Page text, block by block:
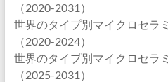
（2020-2031）
世界のタイプ別マイクロセラ
（2020-2024）
世界のタイプ別マイクロセラ
（2025-2031）